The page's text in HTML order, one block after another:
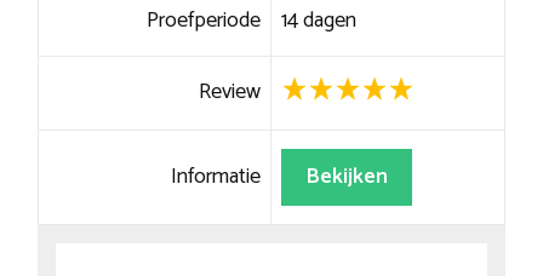
Proefperiode 14 dagen
Review
Informatie Bekijken